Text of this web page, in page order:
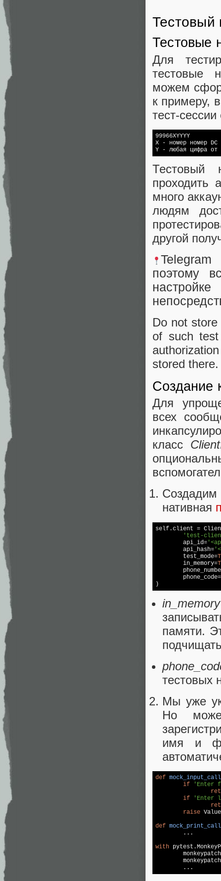
Тестовый
Тестовые
Для
тестовые
можем
к примеру,
тест-
99966XYYYY
X - номер номер
Y - любая цифра от
Тестовый
проходить
много
людям
другой
Telegram
поэтому
Do not
of such
stored
Создание
Для
всех
класс
нативная
self.client =
'test-
	api_id=
	api_hash=
	test_mode=
	in_memory=
	phone_code=
in_memory
памяти.
тестовых
Мы уже
Но
имя и
def
if
'Enter
if
'Enter
raise
def
with